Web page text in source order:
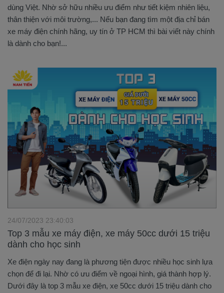
dùng Việt. Nhờ sở hữu nhiều ưu điểm như tiết kiệm nhiên liệu,
thân thiện với môi trường,... Nếu bạn đang tìm một địa chỉ bán
xe máy điện chính hãng, uy tín ở TP HCM thì bài viết này chính
là dành cho bạn!...
Top 3 mẫu xe máy điện, xe máy 50cc dưới 15 triệu
dành cho học sinh
24/07/2023 23:40:03
Xe điện ngày nay đang là phương tiện được nhiều học sinh lựa
chọn để đi lại. Nhờ có ưu điểm về ngoại hình, giá thành hợp lý.
Dưới đây là top 3 mẫu xe điện, xe 50cc dưới 15 triệu dành cho